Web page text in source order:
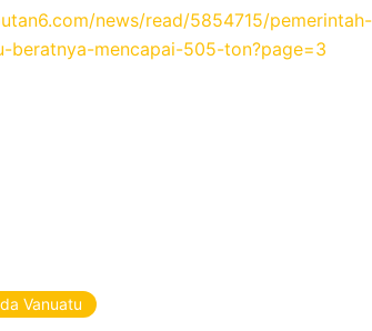
news/read/5854715/
beratnya-mencapai-505-ton?page=3
Vanuatu